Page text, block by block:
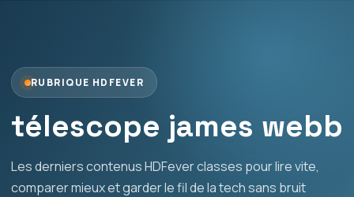
RUBRIQUE HDFEVER
télescope james webb
Les derniers contenus HDFever classes pour lire vite,
comparer mieux et garder le fil de la tech sans bruit